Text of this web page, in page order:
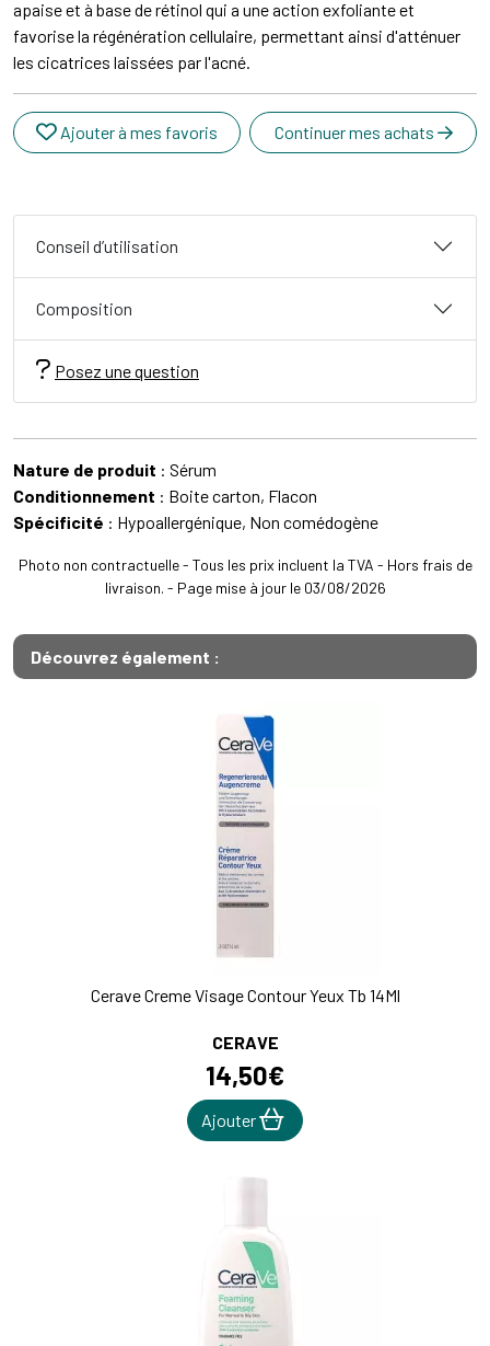
apaise et à base de rétinol qui a une action exfoliante et
favorise la régénération cellulaire, permettant ainsi d'atténuer
les cicatrices laissées par l'acné.
Ajouter à mes favoris Continuer mes achats
Conseil d’utilisation
Composition
Posez une question
Nature de produit : Sérum
Conditionnement : Boite carton, Flacon
Spécificité : Hypoallergénique, Non comédogène
Photo non contractuelle - Tous les prix incluent la TVA - Hors frais de
livraison. - Page mise à jour le 03/08/2026
Découvrez également :
Cerave Creme Visage Contour Yeux Tb 14Ml
CERAVE
14,50€
Ajouter